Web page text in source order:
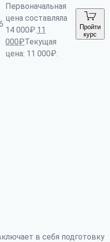
Первоначальная
цена составляла
14 000₽.11
000₽Текущая
цена: 11 000₽.
Пройти
курс
в себя подготовку